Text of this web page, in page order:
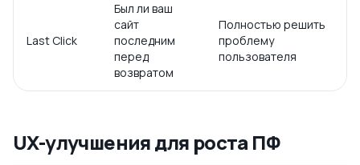
Last Click
Был ли ваш
сайт
последним
перед
возвратом
Полностью решить
проблему
пользователя
UX-улучшения для роста ПФ